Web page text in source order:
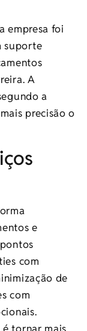
empresa foi
suporte
A
a
precisão o
e
com
de
com